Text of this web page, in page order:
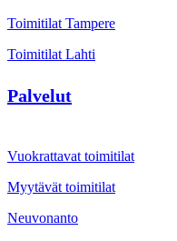
Toimitilat Tampere
Toimitilat Lahti
Palvelut
Vuokrattavat toimitilat
Myytävät toimitilat
Neuvonanto